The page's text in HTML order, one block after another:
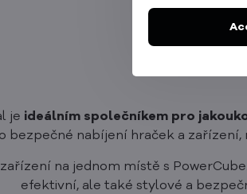
je ideálním společníkem pro
bezpečné nabíjení hraček a
na jednom místě s
efektivní, ale také stylové a